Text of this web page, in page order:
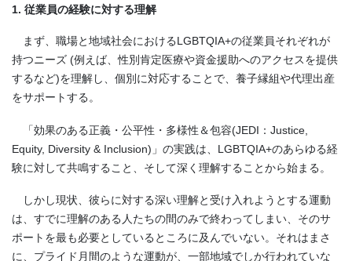
1. 従業員の経験に対する理解
まず、職場と地域社会におけるLGBTQIA+の従業員それぞれが
持つニーズ (例えば、性別肯定医療や資金援助へのアクセスを提供
するなど)を理解し、個別に対応することで、養子縁組や代理出産
をサポートする。
「効果のある正義・公平性・多様性＆包容(JEDI：Justice,
Equity, Diversity & Inclusion)」の実践は、LGBTQIA+のあらゆる経
験に対して共鳴すること、そして深く理解することから始まる。
しかし現状、彼らに対する深い理解と受け入れようとする運動
は、すでに理解のある人たちの間のみで終わってしまい、そのサ
ポートを最も必要としているところに及んでいない。それはまさ
に、プライド月間のような運動が、一部地域でしか行われていな